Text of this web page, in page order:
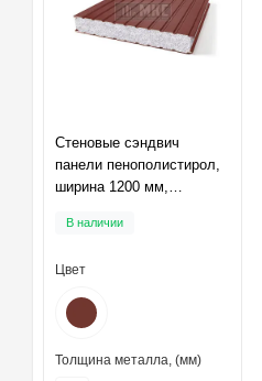
Стеновые сэндвич
панели пенополистирол,
ширина 1200 мм,
В наличии
Цвет
Толщина металла, (мм)